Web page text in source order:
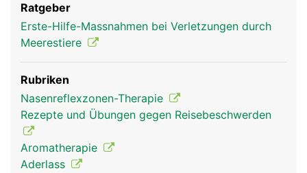
Ratgeber
Erste-Hilfe-Massnahmen bei Verletzungen durch
Meerestiere
Rubriken
Nasenreflexzonen-Therapie
Rezepte und Übungen gegen Reisebeschwerden
Aromatherapie
Aderlass